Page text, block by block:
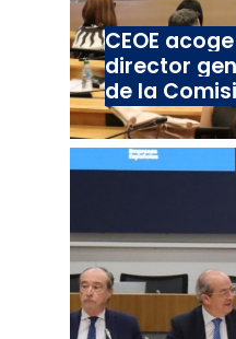
CEOE
director
de la